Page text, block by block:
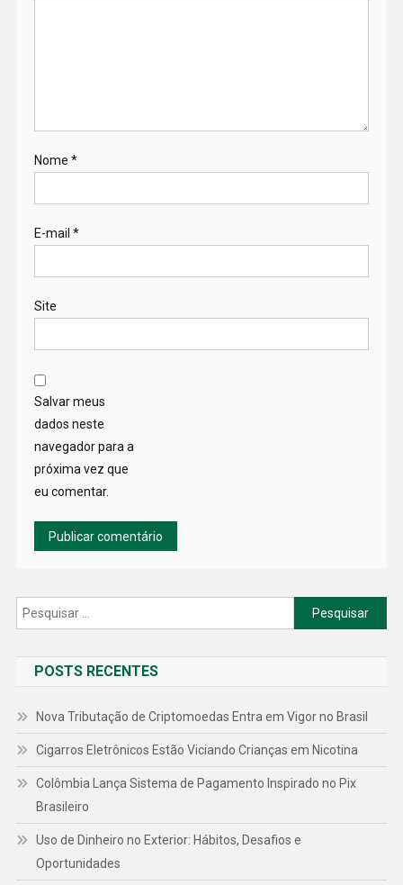
Nome *
E-mail *
Site
Salvar meus
dados neste
navegador para a
próxima vez que
eu comentar.
Pesquisar
por:
POSTS RECENTES
Nova Tributação de Criptomoedas Entra em Vigor no Brasil
Cigarros Eletrônicos Estão Viciando Crianças em Nicotina
Colômbia Lança Sistema de Pagamento Inspirado no Pix
Brasileiro
Uso de Dinheiro no Exterior: Hábitos, Desafios e
Oportunidades